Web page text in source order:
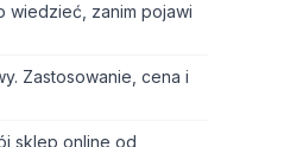
wiedzieć, zanim pojawi
Zastosowanie, cena i
sklep online od